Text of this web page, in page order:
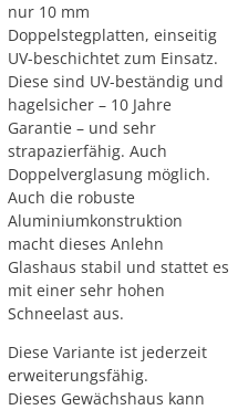
nur 10 mm
Doppelstegplatten, einseitig
UV-beschichtet zum Einsatz.
Diese sind UV-beständig und
hagelsicher – 10 Jahre
Garantie – und sehr
strapazierfähig.Auch
Doppelverglasung möglich.
Auch die robuste
Aluminiumkonstruktion
macht dieses Anlehn
Glashaus stabil und stattet es
mit einer sehr hohen
Schneelast aus.
Diese Variante ist jederzeit
erweiterungsfähig.
Dieses Gewächshaus kann